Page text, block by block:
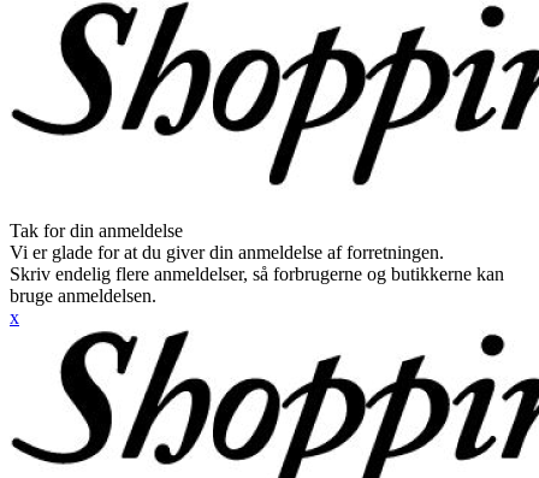
Tak for din anmeldelse
Vi er glade for at du giver din anmeldelse af forretningen.
Skriv endelig flere anmeldelser, så forbrugerne og butikkerne kan
bruge anmeldelsen.
x